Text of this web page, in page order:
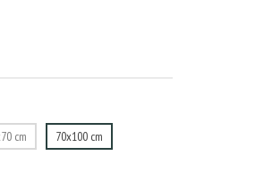
cm 70x100 cm